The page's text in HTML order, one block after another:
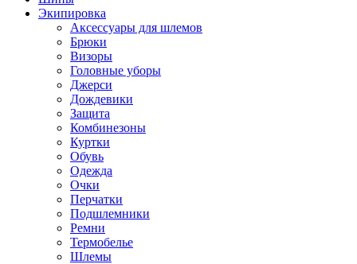
Экипировка
Аксессуары для шлемов
Брюки
Визоры
Головные уборы
Джерси
Дождевики
Защита
Комбинезоны
Куртки
Обувь
Одежда
Очки
Перчатки
Подшлемники
Ремни
Термобелье
Шлемы